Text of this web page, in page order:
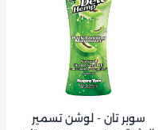
سوبر تان - لوشن تسمير